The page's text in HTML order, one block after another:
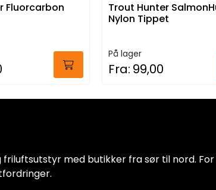
Fluorcarbon
Trout Hunter
Nylon Tippet
På lager
Fra: 99,00
med butikker fra sør til nord.